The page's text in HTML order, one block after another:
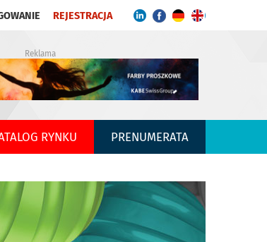
REJESTRACJA
Reklama
RYNKU PRENUMERATA